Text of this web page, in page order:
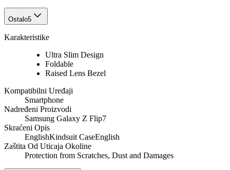
Ostalo5
Karakteristike
Ultra Slim Design
Foldable
Raised Lens Bezel
Kompatibilni Uređaji
Smartphone
Nadređeni Proizvodi
Samsung Galaxy Z Flip7
Skraćeni Opis
EnglishKindsuit CaseEnglish
Zaštita Od Uticaja Okoline
Protection from Scratches, Dust and Damages